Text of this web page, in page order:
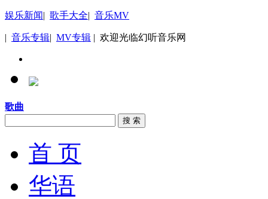
娱乐新闻| 歌手大全| 音乐MV
| 音乐专辑| MV专辑 | 欢迎光临幻听音乐网
歌曲
搜 索
首 页
华语